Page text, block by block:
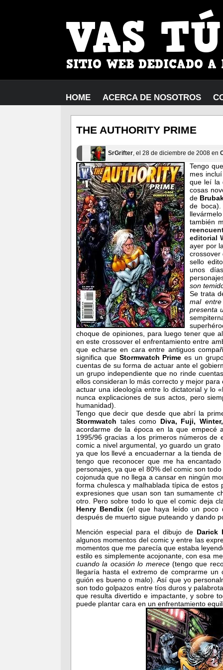
HOME ACERCA DE NOSOTROS
THE AUTHORITY PRIME
SrGrifter, el 28 de diciembre de 2008 en
Tengo
mes
que leí la
cosas
de
de
también
editorial
ayer por
sello
unos
son
Se trata
mal
presenta
choque de opiniones, para luego tener que
en este crossover el enfrentamiento entre
que echarse en cara entre antiguos
significa que Stormwatch Primees un
cuentas de su forma de actuar ante el
un grupo independiente que no rinde
ellos consideran lo más correcto y mejor
actuar una ideología entre lo dictatorial y lo
nunca explicaciones de sus actos, pero
humanidad).
Tengo que decir que desde que abrí la
Stormwatch tales como Diva, Fuji,
acordarme de la época en la que empecé
1995/96 gracias a los primeros números de
comic a nivel argumental, yo guardo un
ya que los llevé a encuadernar a la tienda
tengo que reconocer que me ha
personajes, ya que el 80% del comic son
cojonuda que no llega a cansar en ningún
forma chulesca y malhablada típica de
expresiones que usan son tan sumamente
otro. Pero sobre todo lo que el comic deja
Henry Bendix (el que haya leído un poco
después de muerto sigue puteando y dando
Mención especial para el dibujo de Darick
algunos momentos del comic y entre las
momentos que me parecía que estaba
estilo es simplemente acojonante, con esa
cuando la ocasión lo merece (tengo que
llegaría hasta el extremo de comprarme
guión es bueno o malo). Así que yo
son todo golpazos entre tíos duros y
que resulta divertido e impactante, y sobre
puede plantar cara en un enfrentamiento